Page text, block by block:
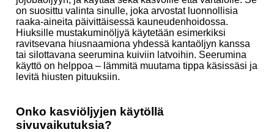
on suosittu valinta sinulle, joka arvostat luonnollisia
raaka-aineita päivittäisessä kauneudenhoidossa.
Hiuksille mustakuminöljyä käytetään esimerkiksi
ravitsevana hiusnaamiona yhdessä kantaöljyn kanssa
tai silottavana seerumina kuiviin latvoihin. Seerumina
käyttö on helppoa – lämmitä muutama tippa käsissäsi ja
levitä hiusten pituuksiin.
Onko kasviöljyjen käytöllä
sivuvaikutuksia?